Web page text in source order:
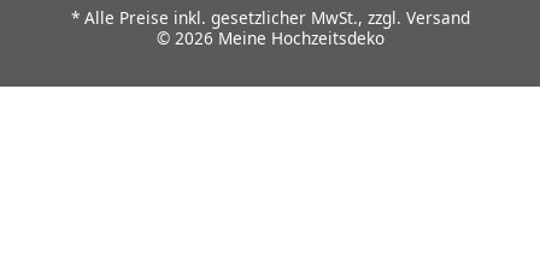
*Alle Preise inkl. gesetzlicher MwSt., zzgl. Versand
© 2026 Meine Hochzeitsdeko